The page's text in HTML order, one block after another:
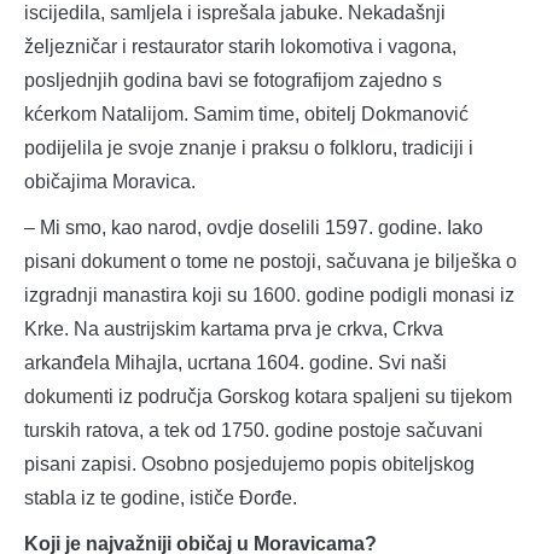
iscijedila, samljela i isprešala jabuke. Nekadašnji
željezničar i restaurator starih lokomotiva i vagona,
posljednjih godina bavi se fotografijom zajedno s
kćerkom Natalijom. Samim time, obitelj Dokmanović
podijelila je svoje znanje i praksu o folkloru, tradiciji i
običajima Moravica.
– Mi smo, kao narod, ovdje doselili 1597. godine. Iako
pisani dokument o tome ne postoji, sačuvana je bilješka o
izgradnji manastira koji su 1600. godine podigli monasi iz
Krke. Na austrijskim kartama prva je crkva, Crkva
arkanđela Mihajla, ucrtana 1604. godine. Svi naši
dokumenti iz područja Gorskog kotara spaljeni su tijekom
turskih ratova, a tek od 1750. godine postoje sačuvani
pisani zapisi. Osobno posjedujemo popis obiteljskog
stabla iz te godine, ističe Đorđe.
Koji je najvažniji običaj u Moravicama?